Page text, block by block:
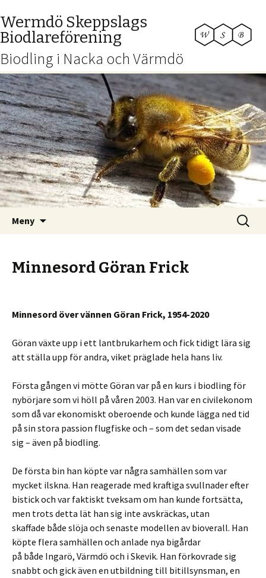
Wermdö Skeppslags
Biodlareförening
Biodling i Nacka och Värmdö
Meny
Sök
efter:
Minnesord Göran Frick
Minnesord över vännen Göran Frick, 1954-2020
Göran växte upp i ett lantbrukarhem och fick tidigt lära sig
att ställa upp för andra, viket präglade hela hans liv.
Första gången vi mötte Göran var på en kurs i biodling för
nybörjare som vi höll på våren 2003. Han var en civilekonom
som då var ekonomiskt oberoende och kunde lägga ned tid
på sin stora passion flugfiske och – som det sedan visade
sig – även på biodling.
De första bin han köpte var några samhällen som var
mycket ilskna. Han reagerade med kraftiga svullnader efter
bistick och var faktiskt tveksam om han kunde fortsätta,
men trots detta lät han sig inte avskräckas, utan
skaffade både slöja och senaste modellen av bioverall. Han
köpte flera samhällen och anlade nya bigårdar
på både Ingarö, Värmdö och i Skevik. Han förkovrade sig
snabbt och gick även en utbildning till bitillsynsman, en